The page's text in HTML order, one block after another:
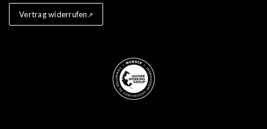
Vertrag widerrufen